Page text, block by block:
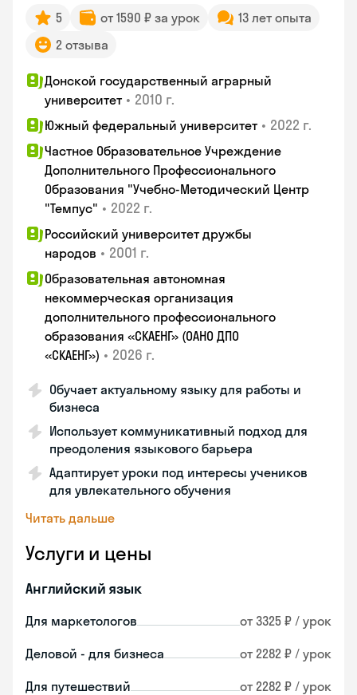
5 от 1590 ₽ за урок
13 лет опыта
2 отзыва
Донской государственный аграрный
университет • 2010 г.
Южный федеральный университет • 2022 г.
Частное Образовательное Учреждение
Дополнительного Профессионального
Образования "Учебно-Методический Центр
"Темпус" • 2022 г.
Российский университет дружбы
народов • 2001 г.
Образовательная автономная
некоммерческая организация
дополнительного профессионального
образования «СКАЕНГ» (ОАНО ДПО
«СКАЕНГ») • 2026 г.
Обучает актуальному языку для работы и
бизнеса
Использует коммуникативный подход для
преодоления языкового барьера
Адаптирует уроки под интересы учеников
для увлекательного обучения
Читать дальше
Услуги и цены
Английский язык
Для маркетологов от 3325 ₽ / урок
Деловой - для бизнеса от 2282 ₽ / урок
Для путешествий от 2282 ₽ / урок